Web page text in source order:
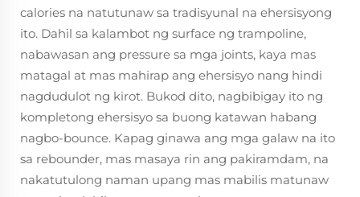
calories na natutunaw sa tradisyunal na ehersisyong
ito. Dahil sa kalambot ng surface ng trampoline,
nabawasan ang pressure sa mga joints, kaya mas
matagal at mas mahirap ang ehersisyo nang hindi
nagdudulot ng kirot. Bukod dito, nagbibigay ito ng
kompletong ehersisyo sa buong katawan habang
nagbo-bounce. Kapag ginawa ang mga galaw na ito
sa rebounder, mas masaya rin ang pakiramdam, na
nakatutulong naman upang mas mabilis matunaw